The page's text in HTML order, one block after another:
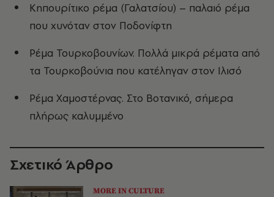
Κηπουρίτικο ρέμα (Γαλατσίου) – παλαιό ρέμα
που χυνόταν στον Ποδονίφτη
Ρέμα Τουρκοβουνίων. Πολλά μικρά ρέματα από
τα Τουρκοβούνια που κατέληγαν στον Ιλισό
Ρέμα Χαμοστέρνας. Στο Βοτανικό, σήμερα
πλήρως καλυμμένο
Σχετικό Άρθρο
MORE IN CULTURE